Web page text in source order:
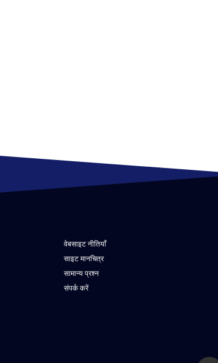
वेबसाइट नीतियाँ
साइट मानचित्र
सामान्य प्रश्न
संपर्क करें